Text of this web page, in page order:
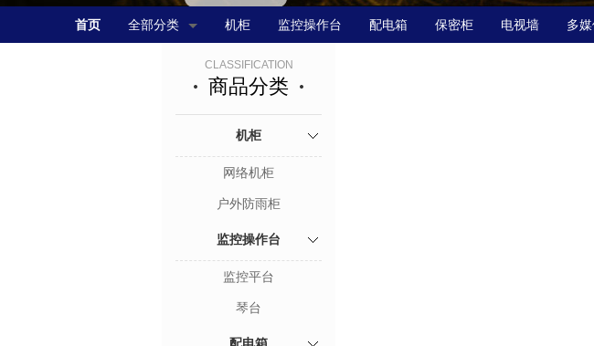
首页 全部分类 机柜 监控操作台 配电箱 保密柜 电视墙 多
CLASSIFICATION
商品分类
机柜
网络机柜
户外防雨柜
监控操作台
监控平台
琴台